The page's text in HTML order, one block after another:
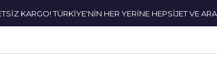
KARGO! TÜRKİYE'NİN HER YERİNE HEPSİJET VE